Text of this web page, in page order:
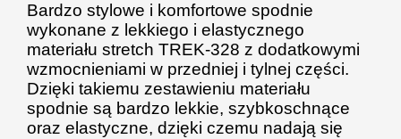
Bardzo stylowe i komfortowe spodnie
wykonane z lekkiego i elastycznego
materiału stretch TREK-328 z dodatkowymi
wzmocnieniami w przedniej i tylnej części.
Dzięki takiemu zestawieniu materiału
spodnie są bardzo lekkie, szybkoschnące
oraz elastyczne, dzięki czemu nadają się